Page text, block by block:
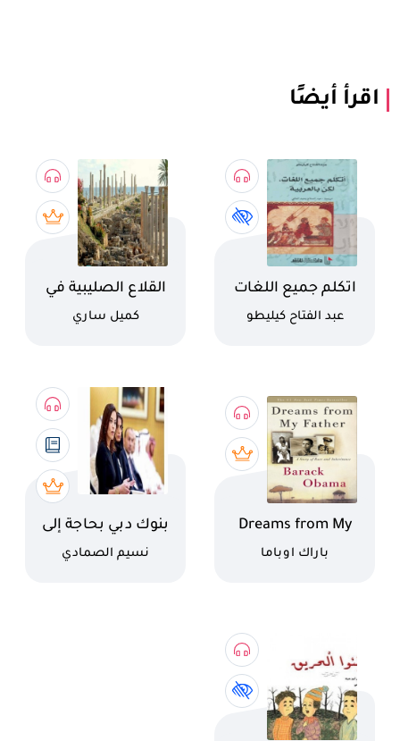
اقرأ أيضًا
اسم الكتاب
اتكلم جميع اللغات
ولكن بالعربية
كاتب
عبد الفتاح كيليطو
اسم الكتاب
القلاع الصليبية في
البلادكاتب
كميل ساري
اسم الكتاب
Dreams from My
Father 2
كاتب
باراك اوباما
اسم الكتاب
بنوك دبي بحاجة إلى
قيادات ورؤية وروح
كاتب
نسيم الصمادي